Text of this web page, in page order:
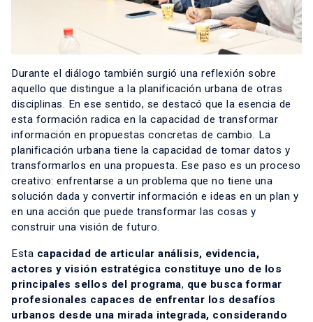
Durante el diálogo también surgió una reflexión sobre
aquello que distingue a la planificación urbana de otras
disciplinas. En ese sentido, se destacó que la esencia de
esta formación radica en la capacidad de transformar
información en propuestas concretas de cambio. La
planificación urbana tiene la capacidad de tomar datos y
transformarlos en una propuesta. Ese paso es un proceso
creativo: enfrentarse a un problema que no tiene una
solución dada y convertir información e ideas en un plan y
en una acción que puede transformar las cosas y
construir una visión de futuro.
Esta capacidad de articular análisis, evidencia,
actores y visión estratégica constituye uno de los
principales sellos del programa, que busca formar
profesionales capaces de enfrentar los desafíos
urbanos desde una mirada integrada, considerando